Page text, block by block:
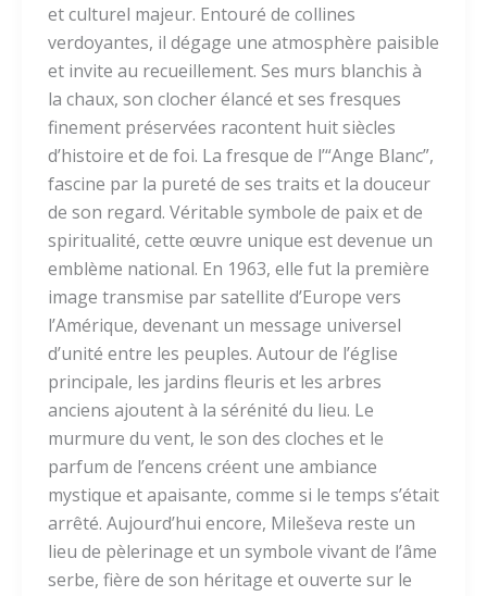
et culturel majeur. Entouré de collines
verdoyantes, il dégage une atmosphère paisible
et invite au recueillement. Ses murs blanchis à
la chaux, son clocher élancé et ses fresques
finement préservées racontent huit siècles
d’histoire et de foi. La fresque de l’“Ange Blanc”,
fascine par la pureté de ses traits et la douceur
de son regard. Véritable symbole de paix et de
spiritualité, cette œuvre unique est devenue un
emblème national. En 1963, elle fut la première
image transmise par satellite d’Europe vers
l’Amérique, devenant un message universel
d’unité entre les peuples. Autour de l’église
principale, les jardins fleuris et les arbres
anciens ajoutent à la sérénité du lieu. Le
murmure du vent, le son des cloches et le
parfum de l’encens créent une ambiance
mystique et apaisante, comme si le temps s’était
arrêté. Aujourd’hui encore, Mileševa reste un
lieu de pèlerinage et un symbole vivant de l’âme
serbe, fière de son héritage et ouverte sur le